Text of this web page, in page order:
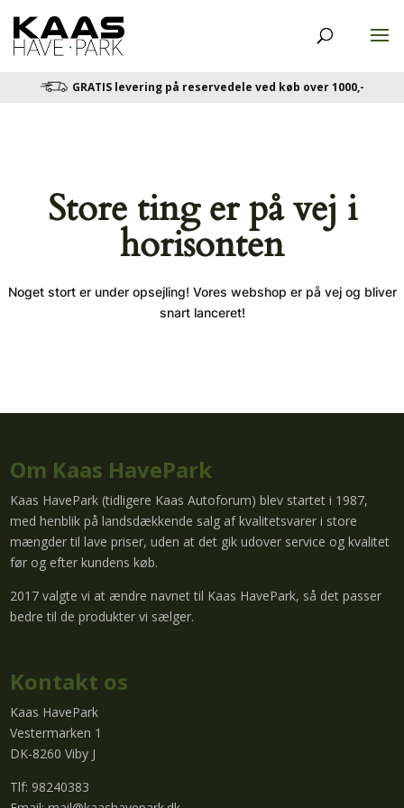
GRATIS levering på reservedele ved køb over 1000,-
Store ting er på vej i
horisonten
Noget stort er under opsejling! Vores webshop er på vej og bliver
snart lanceret!
Om Kaas HavePark
Kaas HavePark (tidligere Kaas Autoforum) blev startet i 1987,
med henblik på landsdækkende salg af kvalitetsvarer i store
mængder til lave priser, uden at det gik udover service og kvalitet
før og efter kundens køb.
2017 valgte vi at ændre navnet til Kaas HavePark, så det passer
bedre til de produkter vi sælger.
Kontakt os
Kaas HavePark
Vestermarken 1
DK-8260 Viby J
Tlf: 98240383